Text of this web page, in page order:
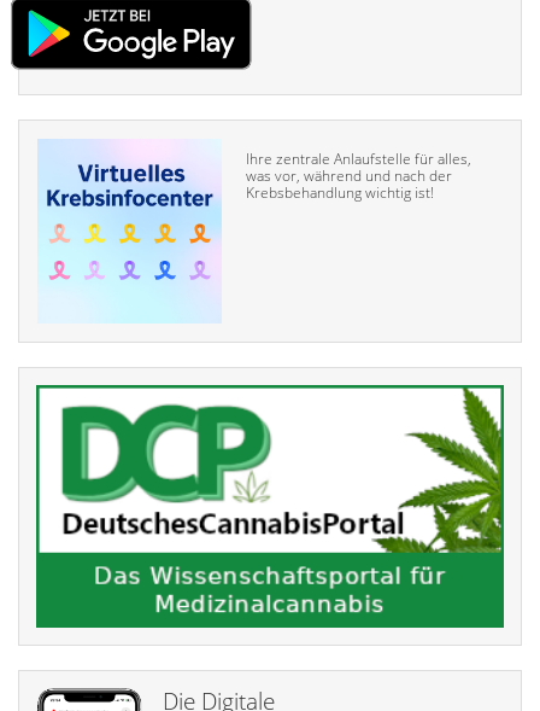
Ihre zentrale Anlaufstelle für alles,
was vor, während und nach der
Krebsbehandlung wichtig ist!
Die Digitale